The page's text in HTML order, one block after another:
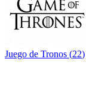
Juego de Tronos (22)